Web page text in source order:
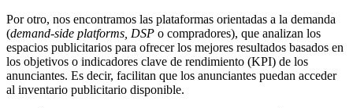
Por otro, nos encontramos las plataformas orientadas a la demanda
(demand-side platforms, DSP o compradores), que analizan los
espacios publicitarios para ofrecer los mejores resultados basados en
los objetivos o indicadores clave de rendimiento (KPI) de los
anunciantes. Es decir, facilitan que los anunciantes puedan acceder
al inventario publicitario disponible.